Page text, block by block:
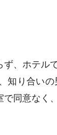
ず、ホテ
知り合い
同意なく